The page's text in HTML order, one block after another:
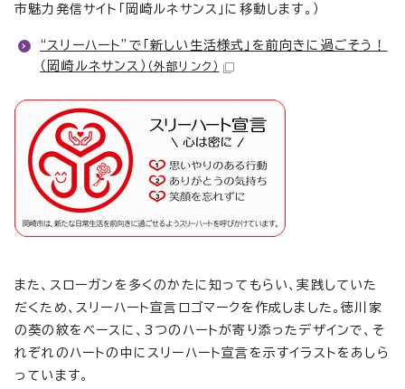
市魅力発信サイト「岡崎ルネサンス」に移動します。）
“スリーハート”で「新しい生活様式」を前向きに過ごそう！
（岡崎ルネサンス） （外部リンク）
また、スローガンを多くのかたに知ってもらい、実践していた
だくため、スリーハート宣言ロゴマークを作成しました。徳川家
の葵の紋をベースに、3つのハートが寄り添ったデザインで、そ
れぞれのハートの中にスリーハート宣言を示すイラストをあしら
っています。